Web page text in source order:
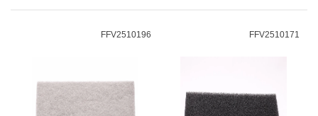
FFV2510196 FFV2510171